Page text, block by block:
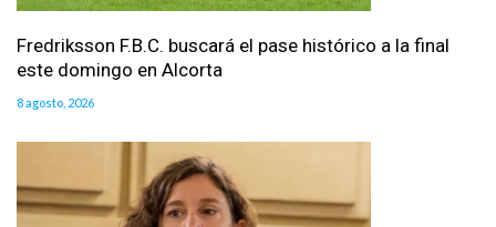
Fredriksson F.B.C. buscará el pase histórico a la final
este domingo en Alcorta
8 agosto, 2026